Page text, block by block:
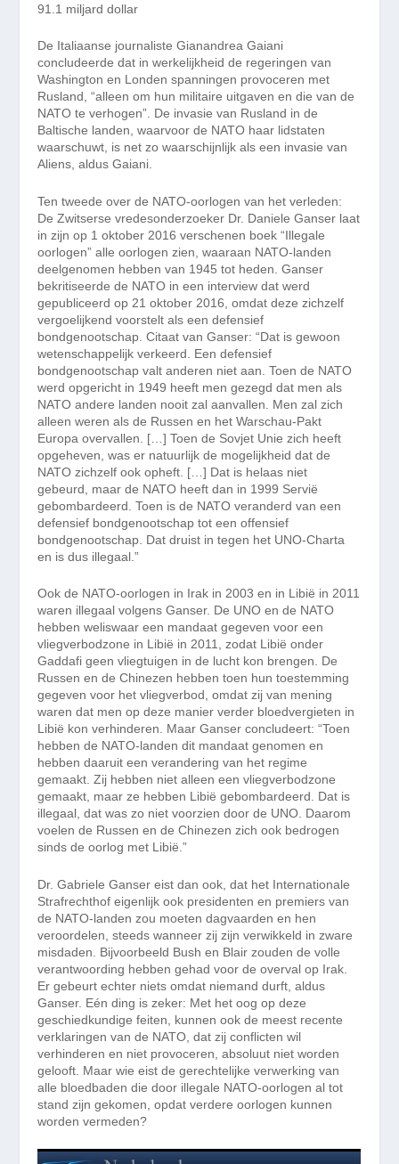
91.1 miljard dollar
De Italiaanse journaliste Gianandrea Gaiani
concludeerde dat in werkelijkheid de regeringen van
Washington en Londen spanningen provoceren met
Rusland, “alleen om hun militaire uitgaven en die van de
NATO te verhogen”. De invasie van Rusland in de
Baltische landen, waarvoor de NATO haar lidstaten
waarschuwt, is net zo waarschijnlijk als een invasie van
Aliens, aldus Gaiani.
Ten tweede over de NATO-oorlogen van het verleden:
De Zwitserse vredesonderzoeker Dr. Daniele Ganser laat
in zijn op 1 oktober 2016 verschenen boek “Illegale
oorlogen” alle oorlogen zien, waaraan NATO-landen
deelgenomen hebben van 1945 tot heden. Ganser
bekritiseerde de NATO in een interview dat werd
gepubliceerd op 21 oktober 2016, omdat deze zichzelf
vergoelijkend voorstelt als een defensief
bondgenootschap. Citaat van Ganser: “Dat is gewoon
wetenschappelijk verkeerd. Een defensief
bondgenootschap valt anderen niet aan. Toen de NATO
werd opgericht in 1949 heeft men gezegd dat men als
NATO andere landen nooit zal aanvallen. Men zal zich
alleen weren als de Russen en het Warschau-Pakt
Europa overvallen. […]Toen de Sovjet Unie zich heeft
opgeheven, was er natuurlijk de mogelijkheid dat de
NATO zichzelf ook opheft. […] Dat is helaas niet
gebeurd, maar de NATO heeft dan in 1999 Servië
gebombardeerd. Toen is de NATO veranderd van een
defensief bondgenootschap tot een offensief
bondgenootschap. Dat druist in tegen het UNO-Charta
en is dus illegaal.”
Ook de NATO-oorlogen in Irak in 2003 en in Libië in 2011
waren illegaal volgens Ganser. De UNO en de NATO
hebben weliswaar een mandaat gegeven voor een
vliegverbodzone in Libië in 2011, zodat Libië onder
Gaddafi geen vliegtuigen in de lucht kon brengen. De
Russen en de Chinezen hebben toen hun toestemming
gegeven voor het vliegverbod, omdat zij van mening
waren dat men op deze manier verder bloedvergieten in
Libië kon verhinderen. Maar Ganser concludeert:“Toen
hebben de NATO-landen dit mandaat genomen en
hebben daaruit een verandering van het regime
gemaakt. Zij hebben niet alleen een vliegverbodzone
gemaakt, maar ze hebben Libië gebombardeerd. Dat is
illegaal, dat was zo niet voorzien door de UNO. Daarom
voelen de Russen en de Chinezen zich ook bedrogen
sinds de oorlog met Libië.”
Dr. Gabriele Ganser eist dan ook, dat het Internationale
Strafrechthof eigenlijk ook presidenten en premiers van
de NATO-landen zou moeten dagvaarden en hen
veroordelen, steeds wanneer zij zijn verwikkeld in zware
misdaden. Bijvoorbeeld Bush en Blair zouden de volle
verantwoording hebben gehad voor de overval op Irak.
Er gebeurt echter niets omdat niemand durft, aldus
Ganser. Eén ding is zeker: Met het oog op deze
geschiedkundige feiten, kunnen ook de meest recente
verklaringen van de NATO, dat zij conflicten wil
verhinderen en niet provoceren, absoluut niet worden
gelooft. Maar wie eist de gerechtelijke verwerking van
alle bloedbaden die door illegale NATO-oorlogen al tot
stand zijn gekomen, opdat verdere oorlogen kunnen
worden vermeden?